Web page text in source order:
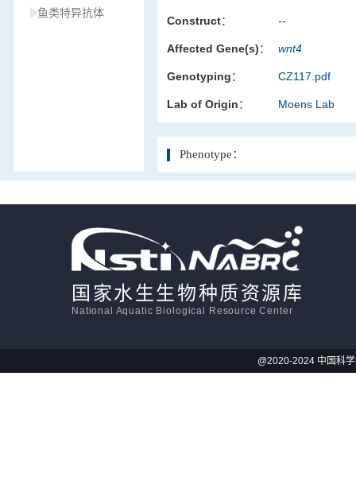
鱼类特异抗体
Construct： --
Affected Gene(s)： wnt4
Genotyping： CZ117.pdf
Lab of Origin： Moens Lab
Phenotype：
国家水生生物种质资源库
National Aquatic Biological Resource Center
@2020-2024 中国科